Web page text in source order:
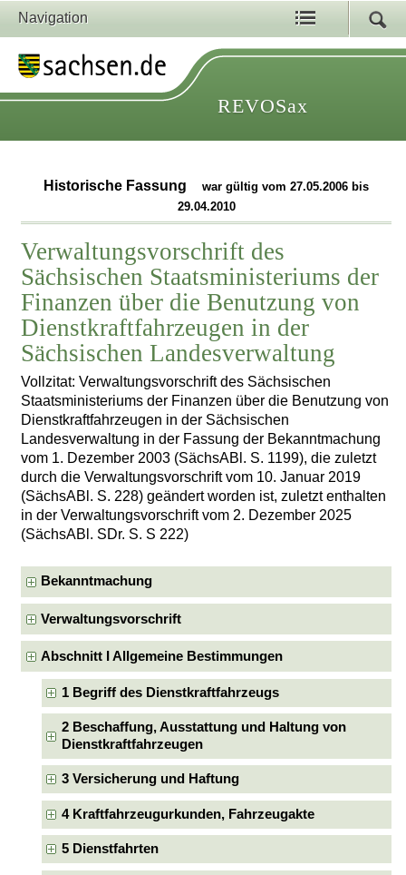
Navigation
REVOSax
Historische Fassung
war gültig vom 27.05.2006 bis
29.04.2010
Verwaltungsvorschrift des
Sächsischen Staatsministeriums der
Finanzen über die Benutzung von
Dienstkraftfahrzeugen in der
Sächsischen Landesverwaltung
Vollzitat: Verwaltungsvorschrift des Sächsischen
Staatsministeriums der Finanzen über die Benutzung von
Dienstkraftfahrzeugen in der Sächsischen
Landesverwaltung in der Fassung der Bekanntmachung
vom 1. Dezember 2003 (SächsABl. S. 1199), die zuletzt
durch die Verwaltungsvorschrift vom 10. Januar 2019
(SächsABl. S. 228) geändert worden ist, zuletzt enthalten
in der Verwaltungsvorschrift vom 2. Dezember 2025
(SächsABl. SDr. S. S 222)
Bekanntmachung
Verwaltungsvorschrift
Abschnitt I Allgemeine Bestimmungen
1 Begriff des Dienstkraftfahrzeugs
2 Beschaffung, Ausstattung und Haltung von
Dienstkraftfahrzeugen
3 Versicherung und Haftung
4 Kraftfahrzeugurkunden, Fahrzeugakte
5 Dienstfahrten